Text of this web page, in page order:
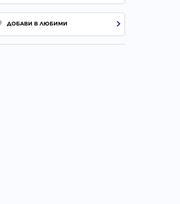
ДОБАВИ В ЛЮБИМИ